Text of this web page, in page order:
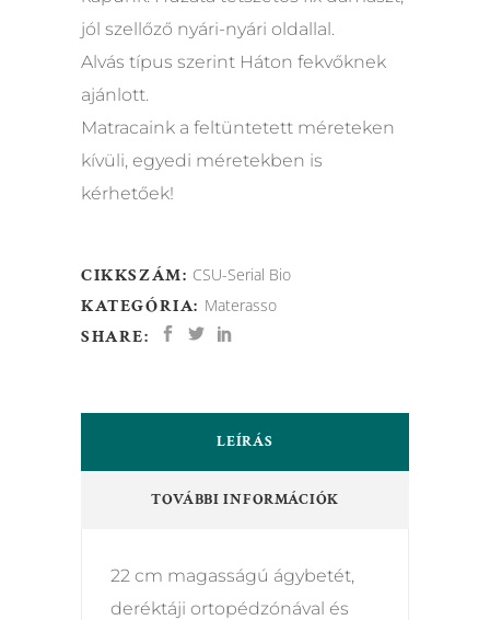
jól szellőző nyári-nyári oldallal.
Alvás típus szerint Háton fekvőknek
ajánlott.
Matracaink a feltüntetett méreteken
kívüli, egyedi méretekben is
kérhetőek!
CIKKSZÁM: CSU-Serial Bio
KATEGÓRIA: Materasso
SHARE:
LEÍRÁS
TOVÁBBI INFORMÁCIÓK
22 cm magasságú ágybetét,
deréktáji ortopédzónával és